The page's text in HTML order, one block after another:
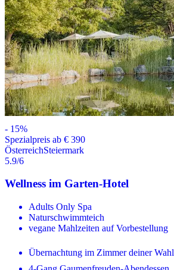
- 15%
Spezialpreis ab € 390
ÖsterreichSteiermark
5.9/6
Wellness im Garten-Hotel
Adults Only Spa
Naturschwimmteich
vegane Mahlzeiten auf Vorbestellung
Übernachtung im Zimmer deiner Wahl